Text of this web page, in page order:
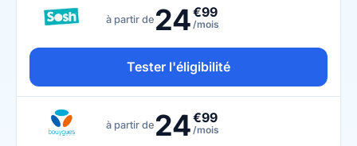
à partir de 24€99
/mois
Tester l'éligibilité
à partir de 24€99
/mois